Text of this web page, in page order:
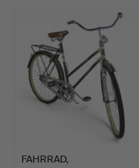
FAHRRAD,